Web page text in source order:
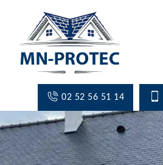
02 52 56 51 14